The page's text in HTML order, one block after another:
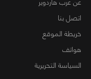
عن عرب هاردوير
اتصل بنا
خريطة الموقع
هواتف
السياسة التحريرية